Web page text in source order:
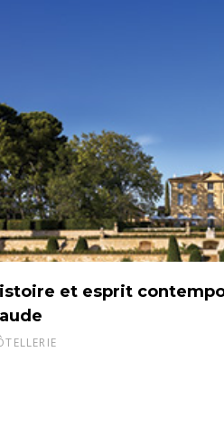
et esprit